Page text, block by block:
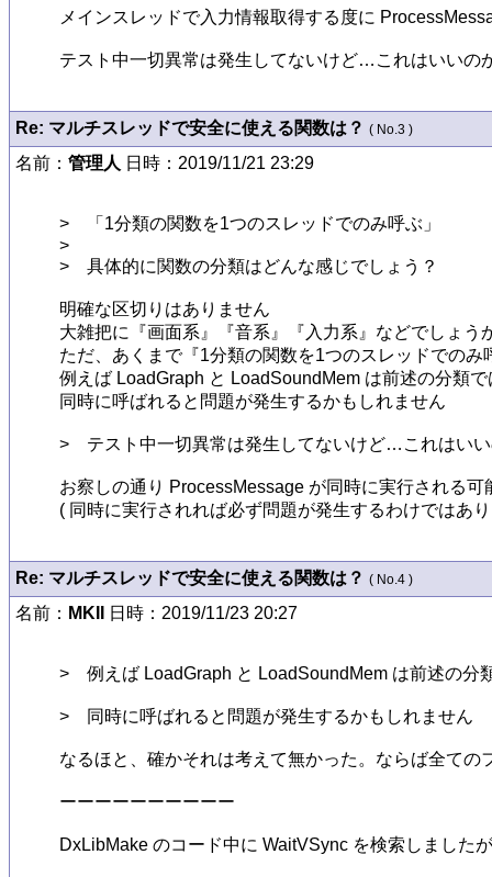
メインスレッドで入力情報取得する度に
テスト中一切異常は発生してないけど…これはいいの
Re: マルチスレッドで安全に使える関数は？ ( No.3 )
名前： 管理人 日時：2019/11/21 23:29
>　「1分類の関数を1つのスレッドでのみ呼ぶ」
>
>　具体的に関数の分類はどんな感じでしょう？
明確な区切りはありません
大雑把に『画面系』『音系』『入力系』などでしょう
ただ、あくまで『1分類の関数を1つのスレッドでの
例えば LoadGraph と LoadSoundMem は前述の分類
同時に呼ばれると問題が発生するかもしれません
>　テスト中一切異常は発生してないけど…これはい
お察しの通り ProcessMessage が同時に実行される
( 同時に実行されれば必ず問題が発生するわけではあ
Re: マルチスレッドで安全に使える関数は？ ( No.4 )
名前： MKII 日時：2019/11/23 20:27
>　例えば LoadGraph と LoadSoundMem は前述の
>　同時に呼ばれると問題が発生するかもしれません
なるほと、確かそれは考えて無かった。ならば全て
ーーーーーーーーーー
DxLibMake のコード中に WaitVSync を検索しました